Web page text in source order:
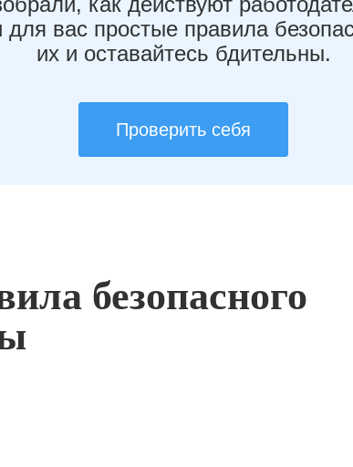
для вас простые правила
их и оставайтесь бдительны.
Проверить себя
безопасного